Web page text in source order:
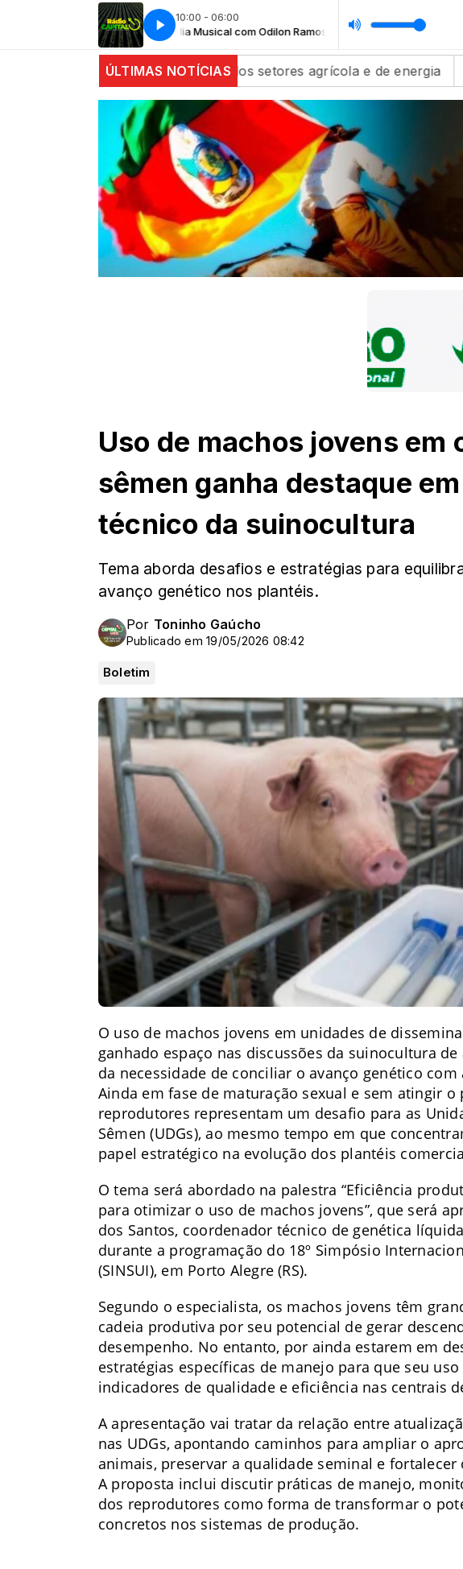
10:00 - 06:00
Tertúlia Musical com Odilon Ramos Tertúlia Musical com
ÚLTIMAS NOTÍCIAS
com alta dos setores agrícola e de energia Algodão/Cepea:
Uso de machos jovens em
sêmen ganha destaque
técnico da suinocultura
Tema aborda desafios e estratégias para
avanço genético nos plantéis.
Por Toninho Gaúcho
Publicado em 19/05/2026 08:42
Boletim
O uso de machos jovens em unidades de
ganhado espaço nas discussões da suinocultura
da necessidade de conciliar o avanço genético
Ainda em fase de maturação sexual e sem atingir o
reprodutores representam um desafio para as
Sêmen (UDGs), ao mesmo tempo em que
papel estratégico na evolução dos plantéis
O tema será abordado na palestra “Eficiência
para otimizar o uso de machos jovens”, que será
dos Santos, coordenador técnico de genética
durante a programação do 18º Simpósio
(SINSUI), em Porto Alegre (RS).
Segundo o especialista, os machos jovens têm
cadeia produtiva por seu potencial de gerar
desempenho. No entanto, por ainda estarem em
estratégias específicas de manejo para que seu
indicadores de qualidade e eficiência nas centrais
A apresentação vai tratar da relação entre
nas UDGs, apontando caminhos para ampliar o
animais, preservar a qualidade seminal e
A proposta inclui discutir práticas de manejo,
dos reprodutores como forma de transformar o
concretos nos sistemas de produção.